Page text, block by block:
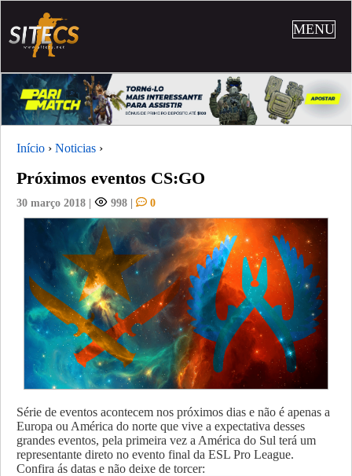
MENU
Início › Noticias ›
Próximos eventos CS:GO
30 março 2018 | 998 | 0
Série de eventos acontecem nos próximos dias e não é apenas a
Europa ou América do norte que vive a expectativa desses
grandes eventos, pela primeira vez a América do Sul terá um
representante direto no evento final da ESL Pro League.
Confira ás datas e não deixe de torcer: